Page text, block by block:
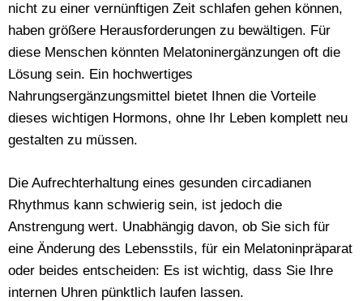
nicht zu einer vernünftigen Zeit schlafen gehen können,
haben größere Herausforderungen zu bewältigen. Für
diese Menschen könnten Melatoninergänzungen oft die
Lösung sein. Ein hochwertiges
Nahrungsergänzungsmittel bietet Ihnen die Vorteile
dieses wichtigen Hormons, ohne Ihr Leben komplett neu
gestalten zu müssen.
Die Aufrechterhaltung eines gesunden circadianen
Rhythmus kann schwierig sein, ist jedoch die
Anstrengung wert. Unabhängig davon, ob Sie sich für
eine Änderung des Lebensstils, für ein Melatoninpräparat
oder beides entscheiden: Es ist wichtig, dass Sie Ihre
internen Uhren pünktlich laufen lassen.